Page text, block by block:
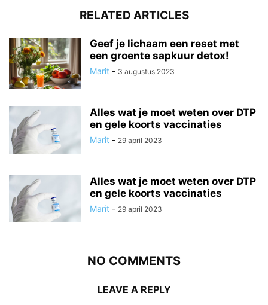
RELATED ARTICLES
Geef je lichaam een reset met
een groente sapkuur detox!
Marit - 3 augustus 2023
Alles wat je moet weten over DTP
en gele koorts vaccinaties
Marit - 29 april 2023
Alles wat je moet weten over DTP
en gele koorts vaccinaties
Marit - 29 april 2023
NO COMMENTS
LEAVE A REPLY